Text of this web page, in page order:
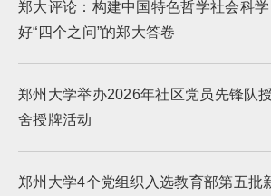
郑大评论：构建中国特色哲学社会科
好“四个之问”的郑大答卷
郑州大学举办2026年社区党员先锋队
舍授牌活动
郑州大学4个党组织入选教育部第五批